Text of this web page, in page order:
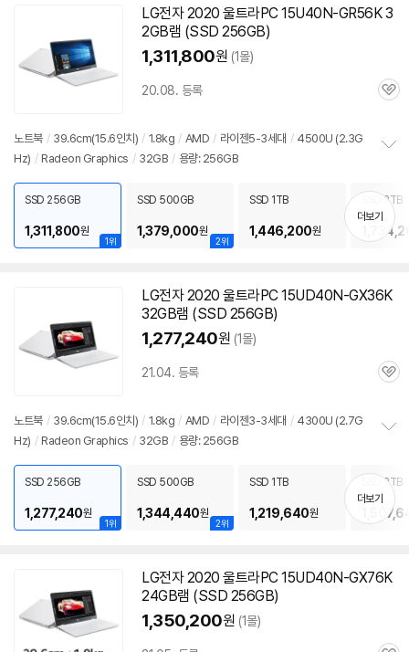
LG전자 2020 울트라PC 15U40N-GR56K 3
2GB램 (SSD 256GB)
1,311,800원 (1몰)
20.08. 등록
관
노트북 / 39.6cm(15.6인치) / 1.8kg / AMD / 라이젠5-3세대 / 4500U (2.3G
Hz) / Radeon Graphics / 32GB / 용량: 256GB
펼
치
기
1위
SSD 256GB
1,311,800원
2위
SSD 500GB
1,379,000원
SSD 1TB
1,446,200원
SSD 2TB
더보기
LG전자 2020 울트라PC 15UD40N-GX36K
32GB램 (SSD 256GB)
1,277,240원 (1몰)
21.04. 등록
관
노트북 / 39.6cm(15.6인치) / 1.8kg / AMD / 라이젠3-3세대 / 4300U (2.7G
Hz) / Radeon Graphics / 32GB / 용량: 256GB
펼
치
기
1위
SSD 256GB
1,277,240원
2위
SSD 500GB
1,344,440원
SSD 1TB
1,219,640원
SSD 2TB
더보기
LG전자 2020 울트라PC 15UD40N-GX76K
24GB램 (SSD 256GB)
1,350,200원 (1몰) 세부정보 열기/접기